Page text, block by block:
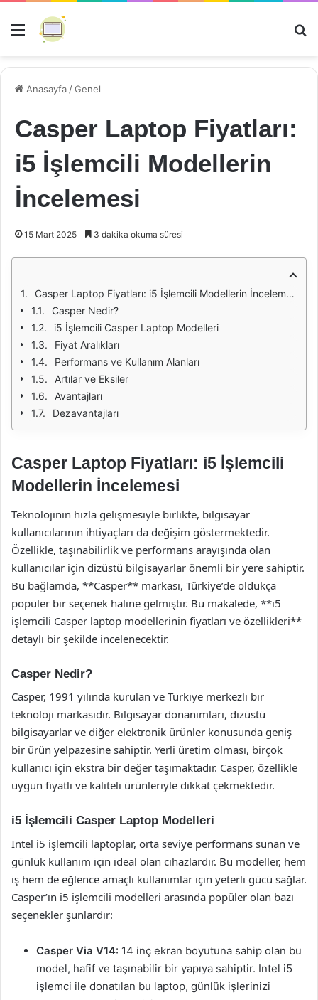
Menü
Anasayfa /Genel
Casper Laptop Fiyatları:
i5 İşlemcili Modellerin
İncelemesi
15 Mart 2025 3 dakika okuma süresi
Casper Laptop Fiyatları: i5 İşlemcili Modellerin İncelemesi
Casper Nedir?
i5 İşlemcili Casper Laptop Modelleri
Fiyat Aralıkları
Performans ve Kullanım Alanları
Artılar ve Eksiler
Avantajları
Dezavantajları
Casper Laptop Fiyatları: i5 İşlemcili
Modellerin İncelemesi
Teknolojinin hızla gelişmesiyle birlikte, bilgisayar
kullanıcılarının ihtiyaçları da değişim göstermektedir.
Özellikle, taşınabilirlik ve performans arayışında olan
kullanıcılar için dizüstü bilgisayarlar önemli bir yere sahiptir.
Bu bağlamda, **Casper** markası, Türkiye’de oldukça
popüler bir seçenek haline gelmiştir. Bu makalede, **i5
işlemcili Casper laptop modellerinin fiyatları ve özellikleri**
detaylı bir şekilde incelenecektir.
Casper Nedir?
Casper, 1991 yılında kurulan ve Türkiye merkezli bir
teknoloji markasıdır. Bilgisayar donanımları, dizüstü
bilgisayarlar ve diğer elektronik ürünler konusunda geniş
bir ürün yelpazesine sahiptir. Yerli üretim olması, birçok
kullanıcı için ekstra bir değer taşımaktadır. Casper, özellikle
uygun fiyatlı ve kaliteli ürünleriyle dikkat çekmektedir.
i5 İşlemcili Casper Laptop Modelleri
Intel i5 işlemcili laptoplar, orta seviye performans sunan ve
günlük kullanım için ideal olan cihazlardır. Bu modeller, hem
iş hem de eğlence amaçlı kullanımlar için yeterli gücü sağlar.
Casper’ın i5 işlemcili modelleri arasında popüler olan bazı
seçenekler şunlardır:
Casper Via V14: 14 inç ekran boyutuna sahip olan bu
model, hafif ve taşınabilir bir yapıya sahiptir. Intel i5
işlemci ile donatılan bu laptop, günlük işlerinizi